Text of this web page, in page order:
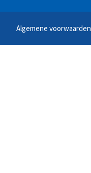
Algemene voorwaarden